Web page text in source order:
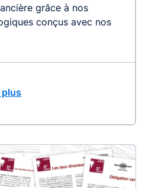
grâce à nos
conçus avec nos
plus